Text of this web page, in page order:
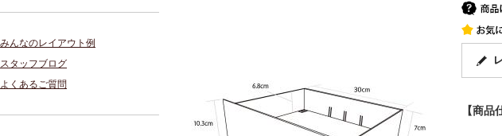
みんなのレイアウト例
スタッフブログ
よくあるご質問
【商品